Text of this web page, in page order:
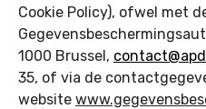
Cookie Policy), ofwel met
1000 Brussel,
35, of via de
website